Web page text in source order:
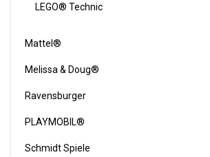
LEGO® Technic
Mattel®
Melissa & Doug®
Ravensburger
PLAYMOBIL®
Schmidt Spiele